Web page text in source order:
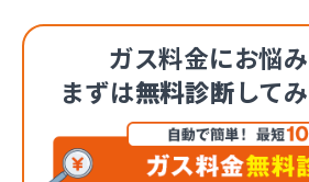
ガス料金にお悩み
まずは無料診断して